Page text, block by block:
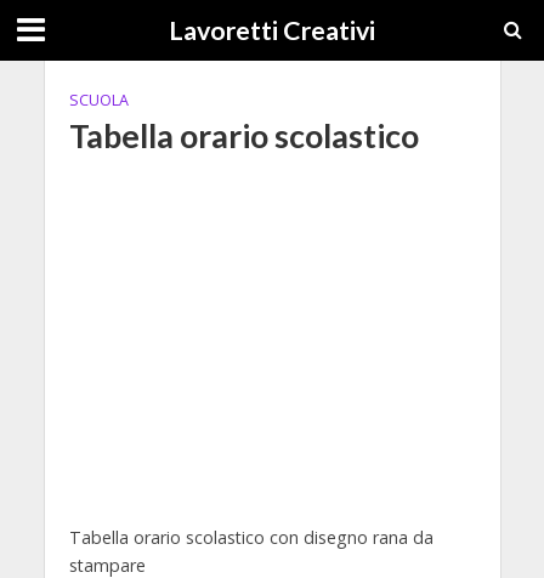
Lavoretti Creativi
SCUOLA
Tabella orario scolastico
Tabella orario scolastico con disegno rana da
stampare